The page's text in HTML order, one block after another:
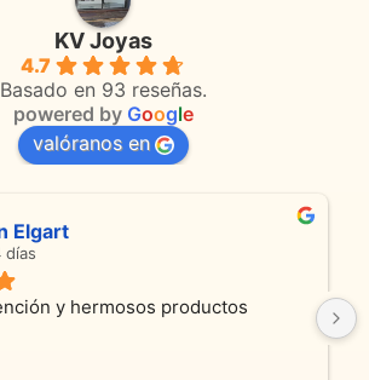
KV Joyas
4.7
Basado en 93 reseñas.
powered by Google
valóranos en
Anmamaca
Son absolutamente espectaculares tanto
productos como atencion. Hoy recibimos